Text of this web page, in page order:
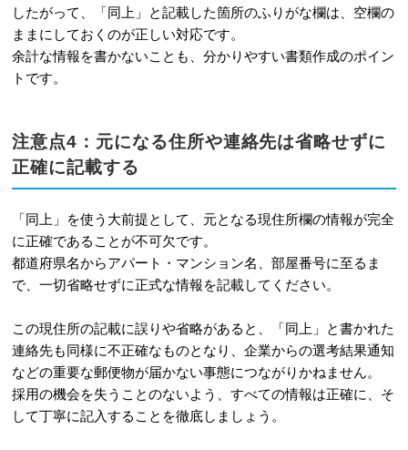
したがって、「同上」と記載した箇所のふりがな欄は、空欄の
ままにしておくのが正しい対応です。
余計な情報を書かないことも、分かりやすい書類作成のポイン
トです。
注意点4：元になる住所や連絡先は省略せずに
正確に記載する
「同上」を使う大前提として、元となる現住所欄の情報が完全
に正確であることが不可欠です。
都道府県名からアパート・マンション名、部屋番号に至るま
で、一切省略せずに正式な情報を記載してください。
この現住所の記載に誤りや省略があると、「同上」と書かれた
連絡先も同様に不正確なものとなり、企業からの選考結果通知
などの重要な郵便物が届かない事態につながりかねません。
採用の機会を失うことのないよう、すべての情報は正確に、そ
して丁寧に記入することを徹底しましょう。